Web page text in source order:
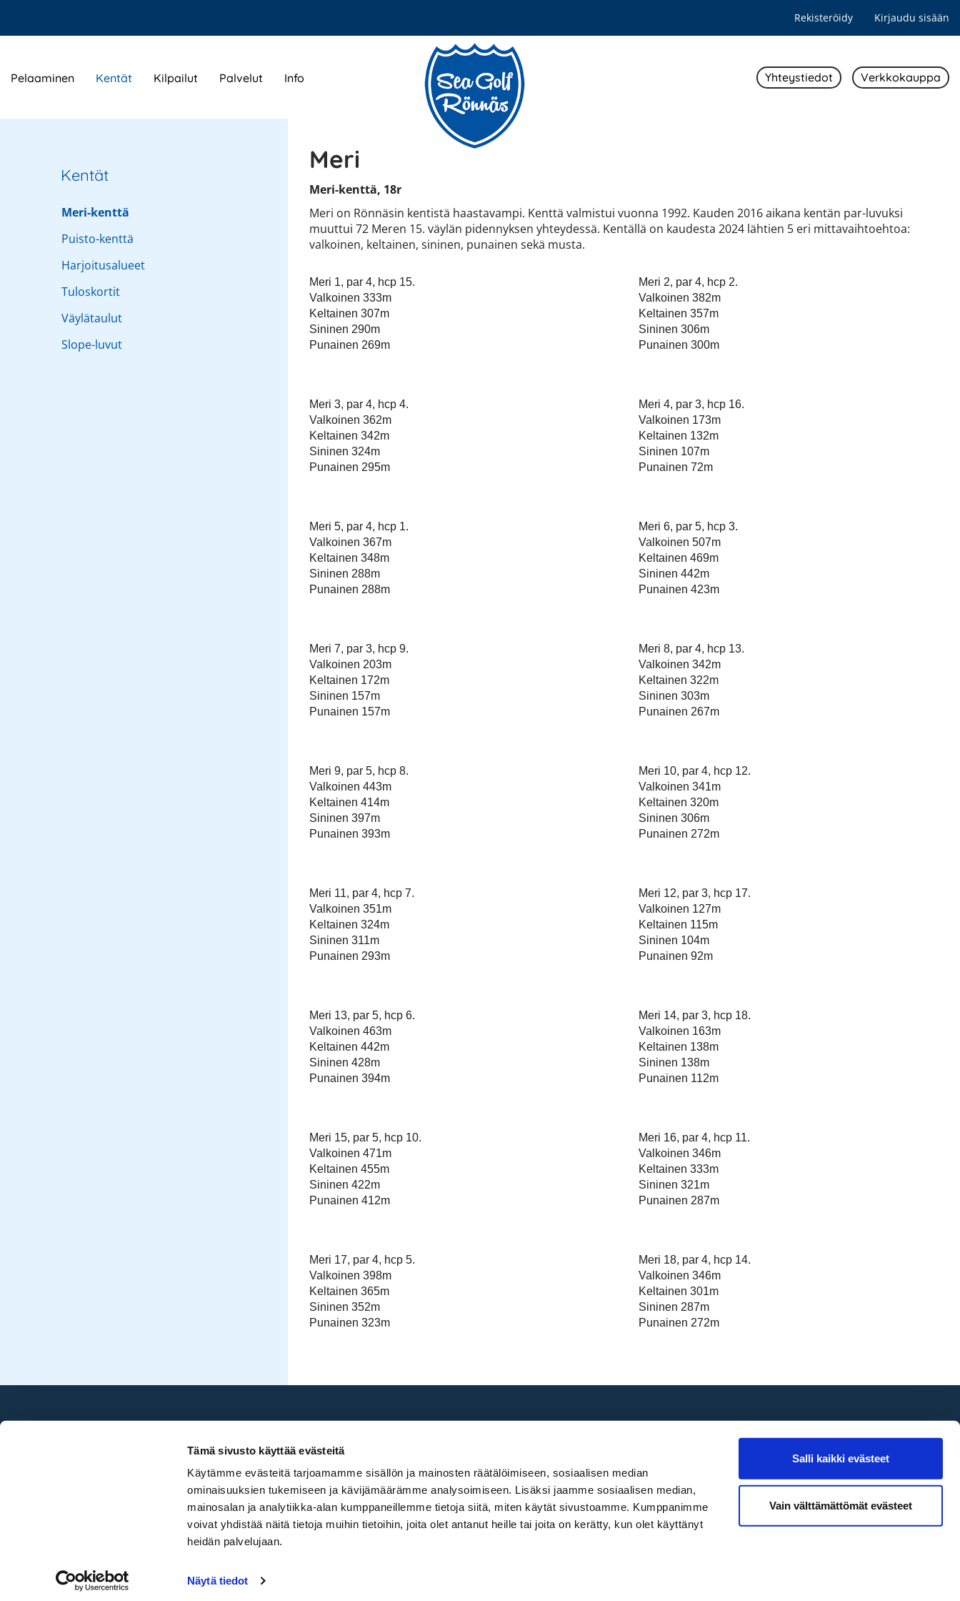
Tämä sivusto käyttää evästeitä
Käytämme evästeitä tarjoamamme sisällön ja mainosten räätälöimiseen, sosiaalisen median
ominaisuuksien tukemiseen ja kävijämäärämme analysoimiseen. Lisäksi jaamme sosiaalisen median,
mainosalan ja analytiikka-alan kumppaneillemme tietoja siitä, miten käytät sivustoamme. Kumppanimme
voivat yhdistää näitä tietoja muihin tietoihin, joita olet antanut heille tai joita on kerätty, kun olet käyttänyt
heidän palvelujaan.
Näytä tiedot
Salli kaikki evästeet
Vain välttämättömät evästeet
Rekisteröidy Kirjaudu sisään
Pelaaminen Kentät Kilpailut Palvelut Info Yhteystiedot Verkkokauppa
Meri
Meri-kenttä, 18r
Meri on Rönnäsin kentistä haastavampi. Kenttä valmistui vuonna 1992. Kauden 2016 aikana kentän par-luvuksi
muuttui 72 Meren 15. väylän pidennyksen yhteydessä. Kentällä on kaudesta 2024 lähtien 5 eri mittavaihtoehtoa:
valkoinen, keltainen, sininen, punainen sekä musta.
Meri 1, par 4, hcp 15.
Valkoinen 333m
Keltainen 307m
Sininen 290m
Punainen 269m
Meri 2, par 4, hcp 2.
Valkoinen 382m
Keltainen 357m
Sininen 306m
Punainen 300m
Meri 3, par 4, hcp 4.
Valkoinen 362m
Keltainen 342m
Sininen 324m
Punainen 295m
Meri 4, par 3, hcp 16.
Valkoinen 173m
Keltainen 132m
Sininen 107m
Punainen 72m
Meri 5, par 4, hcp 1.
Valkoinen 367m
Keltainen 348m
Sininen 288m
Punainen 288m
Meri 6, par 5, hcp 3.
Valkoinen 507m
Keltainen 469m
Sininen 442m
Punainen 423m
Meri 7, par 3, hcp 9.
Valkoinen 203m
Keltainen 172m
Sininen 157m
Punainen 157m
Meri 8, par 4, hcp 13.
Valkoinen 342m
Keltainen 322m
Sininen 303m
Punainen 267m
Meri 9, par 5, hcp 8.
Valkoinen 443m
Keltainen 414m
Sininen 397m
Punainen 393m
Meri 10, par 4, hcp 12.
Valkoinen 341m
Keltainen 320m
Sininen 306m
Punainen 272m
Meri 11, par 4, hcp 7.
Valkoinen 351m
Keltainen 324m
Sininen 311m
Punainen 293m
Meri 12, par 3, hcp 17.
Valkoinen 127m
Keltainen 115m
Sininen 104m
Punainen 92m
Meri 13, par 5, hcp 6.
Valkoinen 463m
Keltainen 442m
Sininen 428m
Punainen 394m
Meri 14, par 3, hcp 18.
Valkoinen 163m
Keltainen 138m
Sininen 138m
Punainen 112m
Meri 15, par 5, hcp 10.
Valkoinen 471m
Keltainen 455m
Sininen 422m
Punainen 412m
Meri 16, par 4, hcp 11.
Valkoinen 346m
Keltainen 333m
Sininen 321m
Punainen 287m
Meri 17, par 4, hcp 5.
Valkoinen 398m
Keltainen 365m
Sininen 352m
Punainen 323m
Meri 18, par 4, hcp 14.
Valkoinen 346m
Keltainen 301m
Sininen 287m
Punainen 272m
Kentät
Meri-kenttä
Puisto-kenttä
Harjoitusalueet
Tuloskortit
Väylätaulut
Slope-luvut
Sea Golf Rönnäs
© Sea Golf Rönnäs| Toiminnanohjausjärjestelmä WiseGolf